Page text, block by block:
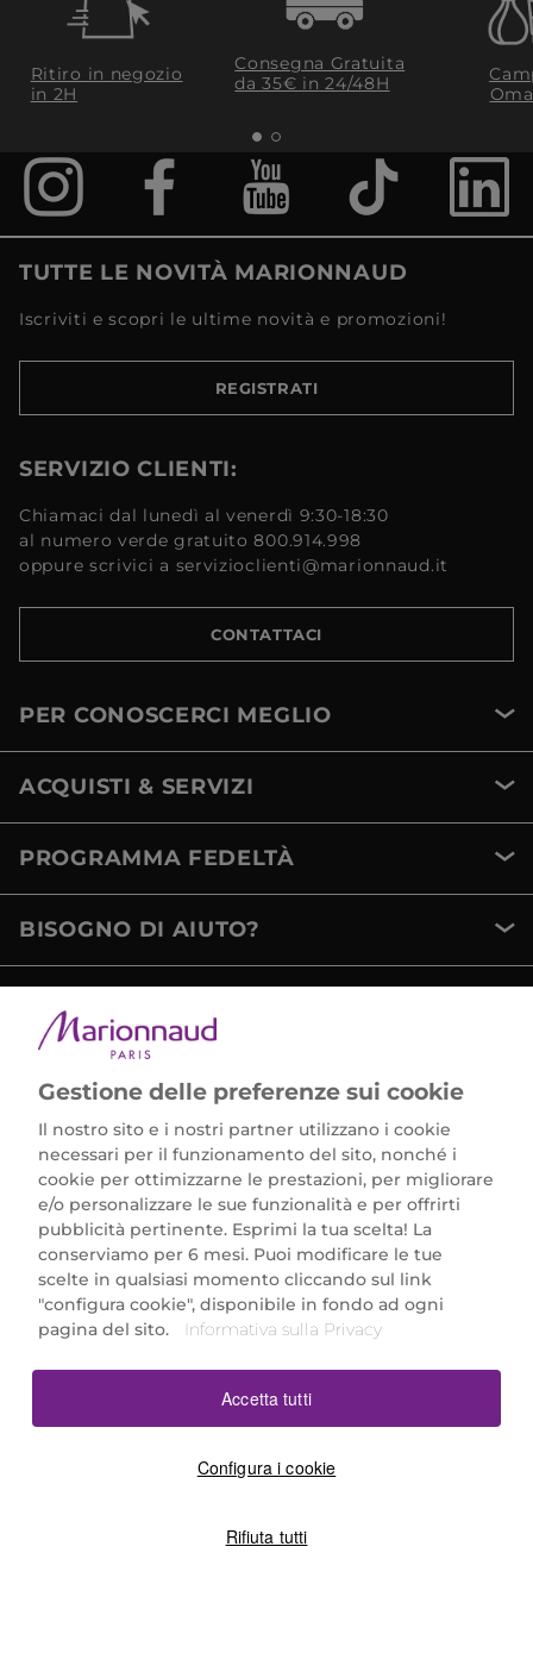
Ritiro in negozio
in 2H
Consegna Gratuita
da 35€​ in 24/48H
TUTTE LE NOVITÀ MARIONNAUD
Iscriviti e scopri le ultime novità e promozioni!
REGISTRATI
SERVIZIO CLIENTI:
Chiamaci dal lunedì al venerdì 9:30-18:30
al numero verde gratuito 800.914.998
oppure scrivici a servizioclienti@marionnaud.it
CONTATTACI
PER CONOSCERCI MEGLIO
ACQUISTI & SERVIZI
PROGRAMMA FEDELTÀ
BISOGNO DI AIUTO?
Marionnaud Parfumeries Italia S.r.l.
Largo Fiera Milano 5, 20017 Rho (MI)
REA Milano 1650024 con P.IVA 13425220152.
SCARICA LA NOSTRA APP
Gestione delle preferenze sui cookie
Il nostro sito e i nostri partner utilizzano i cookie
necessari per il funzionamento del sito, nonché i
cookie per ottimizzarne le prestazioni, per migliorare
e/o personalizzare le sue funzionalità e per offrirti
pubblicità pertinente. Esprimi la tua scelta! La
conserviamo per 6 mesi. Puoi modificare le tue
scelte in qualsiasi momento cliccando sul link
"configura cookie", disponibile in fondo ad ogni
pagina del sito.
Informativa sulla Privacy
Configura i cookie
Rifiuta tutti
Accetta tutti